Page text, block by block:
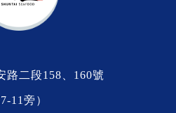
路二段158、160號
11旁）